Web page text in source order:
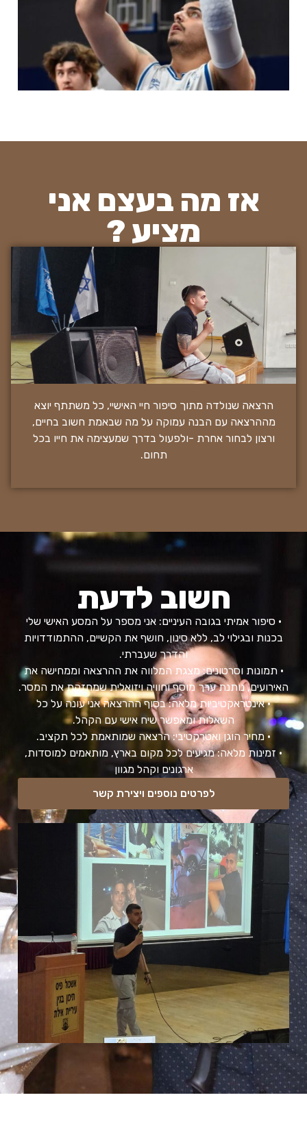
אז מה בעצם אני
מציע ?
הרצאה שנולדה מתוך סיפור חיי האישיי, כל משתתף יוצא
מההרצאה עם הבנה עמוקה על מה שבאמת חשוב בחיים,
ורצון לבחור אחרת -ולפעול בדרך שמעצימה את חייו בכל
תחום.
חשוב לדעת
• סיפור אמיתי בגובה העיניים: אני מספר על המסע האישי שלי
בכנות ובגילוי לב, ללא סינון, חושף את הקשיים, ההתמודדויות
והדרך שעברתי.
• תמונות וסרטונים: מצגת המלווה את ההרצאה וממחישה את
האירועים, נותנת ערך מוסף וחוויה ויזואלית שמחזקת את המסר.
• אינטראקטיביות מלאה: בסוף ההרצאה אני עונה על כל
השאלות ומאפשר שיח אישי עם הקהל.
• מחיר הוגן ואטרקטיבי: הרצאה שמותאמת לכל תקציב.
• זמינות מלאה: מגיעים לכל מקום בארץ, מותאמים למוסדות,
ארגונים וקהל מגוון
לפרטים נוספים ויצירת קשר